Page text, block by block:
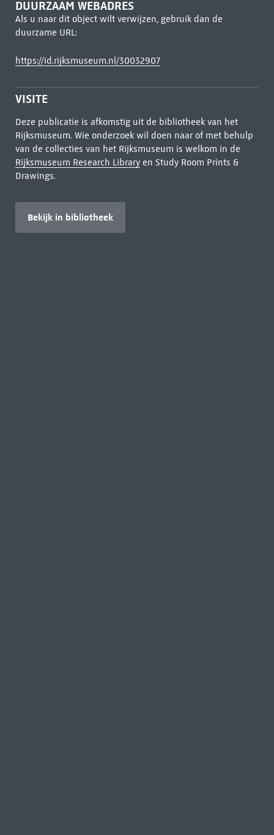
DUURZAAM WEBADRES
Als u naar dit object wilt verwijzen, gebruik dan de
duurzame URL:
https://id.rijksmuseum.nl/30032907
VISITE
Deze publicatie is afkomstig uit de bibliotheek van het
Rijksmuseum. Wie onderzoek wil doen naar of met behulp
van de collecties van het Rijksmuseum is welkom in de
Rijksmuseum Research Libraryen Study Room Prints &
Drawings.
Bekijk in bibliotheek